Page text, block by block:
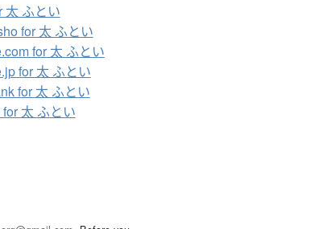
太 ふとい
for 太 ふとい
for 太 ふとい
for 太 ふとい
for 太 ふとい
太 ふとい